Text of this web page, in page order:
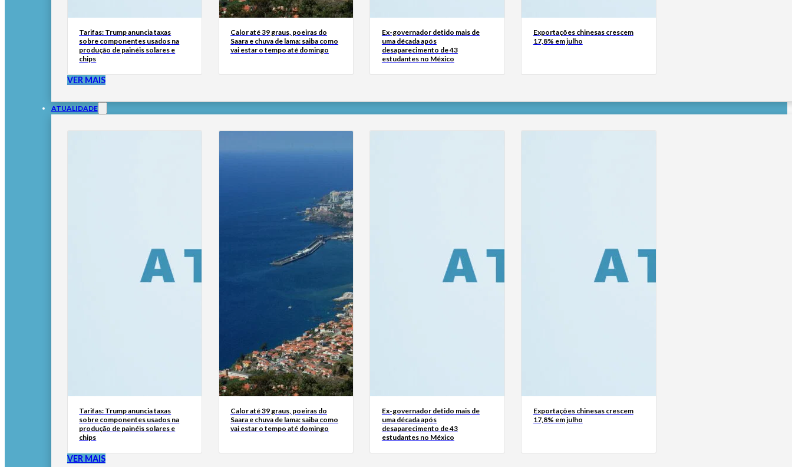
Tarifas: Trump anuncia taxas
sobre componentes usados na
produção de painéis solares e
chips
Calor até 39 graus, poeiras do
Saara e chuva de lama: saiba como
vai estar o tempo até domingo
Ex-governador detido mais de
uma década após
desaparecimento de 43
estudantes no México
Exportações chinesas crescem
17,8% em julho
VER MAIS
ATUALIDADE
Tarifas: Trump anuncia taxas
sobre componentes usados na
produção de painéis solares e
chips
Calor até 39 graus, poeiras do
Saara e chuva de lama: saiba como
vai estar o tempo até domingo
Ex-governador detido mais de
uma década após
desaparecimento de 43
estudantes no México
Exportações chinesas crescem
17,8% em julho
VER MAIS